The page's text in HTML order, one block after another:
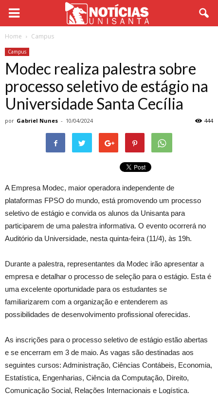
Home Campus
Campus
Modec realiza palestra sobre
processo seletivo de estágio na
Universidade Santa Cecília
por Gabriel Nunes - 10/04/2024 444
A Empresa Modec, maior operadora independente de
plataformas FPSO do mundo, está promovendo um processo
seletivo de estágio e convida os alunos da Unisanta para
participarem de uma palestra informativa. O evento ocorrerá no
Auditório da Universidade, nesta quinta-feira (11/4), às 19h.
Durante a palestra, representantes da Modec irão apresentar a
empresa e detalhar o processo de seleção para o estágio. Esta é
uma excelente oportunidade para os estudantes se
familiarizarem com a organização e entenderem as
possibilidades de desenvolvimento profissional oferecidas.
As inscrições para o processo seletivo de estágio estão abertas
e se encerram em 3 de maio. As vagas são destinadas aos
seguintes cursos: Administração, Ciências Contábeis, Economia,
Estatística, Engenharias, Ciência da Computação, Direito,
Comunicação Social, Relações Internacionais e Logística.